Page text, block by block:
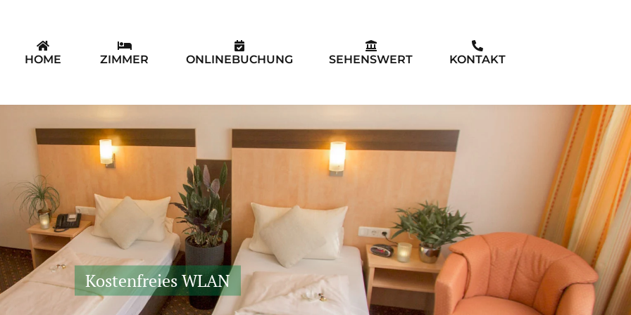
HOME
ZIMMER ONLINEBUCHUNG SEHENSWERT KONTAKT
Kostenfreies WLAN